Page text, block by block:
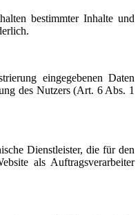
bestimmter Inhalte und
eingegebenen Daten
des Nutzers (Art. 6 Abs. 1
Dienstleister, die für den
als Auftragsverarbeiter